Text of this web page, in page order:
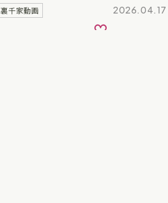
裏千家動画 2026.04.17
お気に入り